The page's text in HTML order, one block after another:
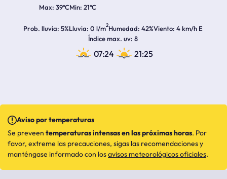
39ºC 21ºC
Prob. lluvia 5%Lluvia 0 l/m2Humedad 42%Viento 4 km/h E
Índice max. uv 8
07:24 21:25
Aviso por temperaturas
Se preveen temperaturas intensas en las próximas horas. Por
favor, extreme las precauciones, sigas las recomendaciones y
manténgase informado con losavisos meteorológicos oficiales.